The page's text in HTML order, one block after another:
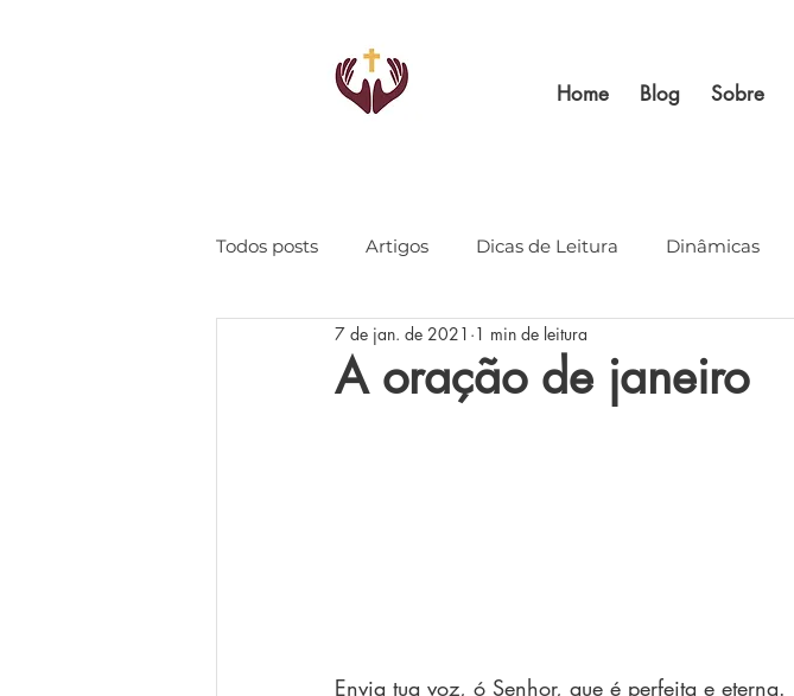
Home Blog Sobre
Todos posts Artigos Dicas de Leitura Dinâmicas
A oração de janeiro
7 de jan. de 2021 1 min de leitura
Envia tua voz, ó Senhor, que é perfeita e eterna.